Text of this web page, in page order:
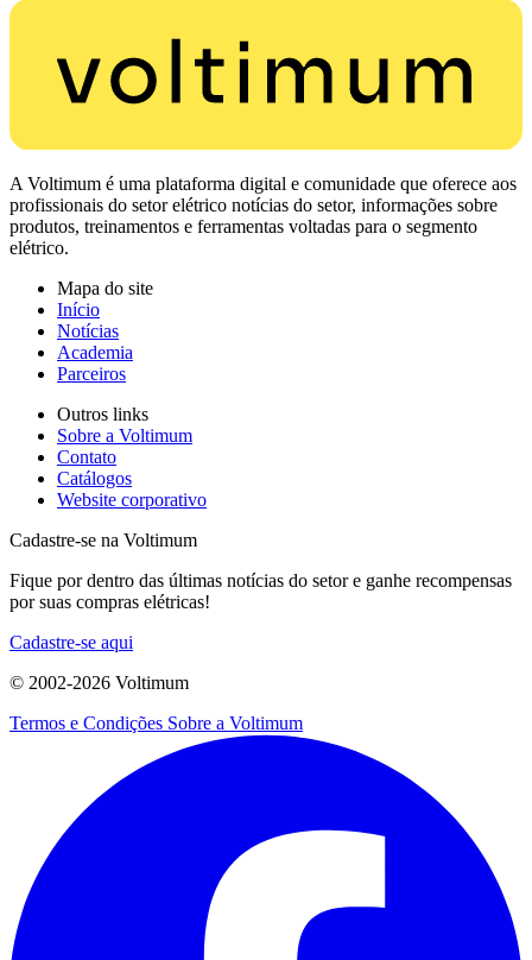
A Voltimum é uma plataforma digital e comunidade que oferece aos
profissionais do setor elétrico notícias do setor, informações sobre
produtos, treinamentos e ferramentas voltadas para o segmento
elétrico.
Mapa do site
Início
Notícias
Academia
Parceiros
Outros links
Sobre a Voltimum
Contato
Catálogos
Website corporativo
Cadastre-se na Voltimum
Fique por dentro das últimas notícias do setor e ganhe recompensas
por suas compras elétricas!
Cadastre-se aqui
© 2002-2026 Voltimum
Termos e Condições Sobre a Voltimum